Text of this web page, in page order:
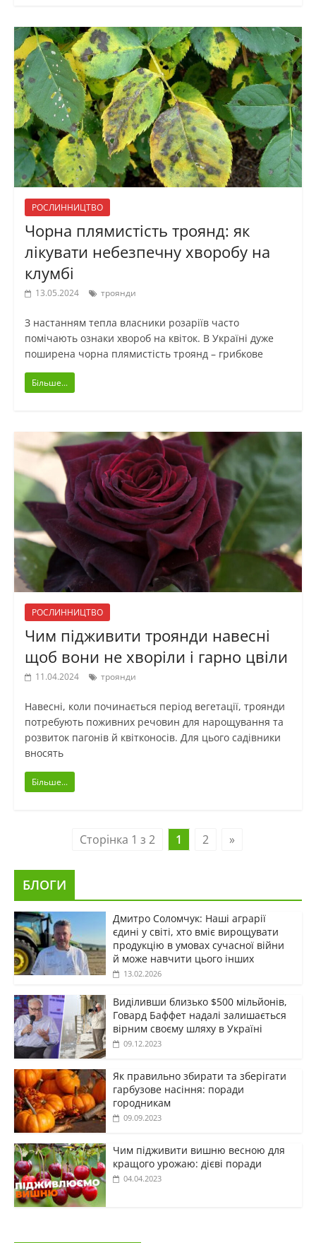
РОСЛИННИЦТВО
Чорна плямистість троянд: як
лікувати небезпечну хворобу на
клумбі
13.05.2024 троянди
З настанням тепла власники розаріїв часто
помічають ознаки хвороб на квіток. В Україні дуже
поширена чорна плямистість троянд – грибкове
Більше...
РОСЛИННИЦТВО
Чим підживити троянди навесні
щоб вони не хворіли і гарно цвіли
11.04.2024 троянди
Навесні, коли починається період вегетації, троянди
потребують поживних речовин для нарощування та
розвиток пагонів й квітконосів. Для цього садівники
вносять
Більше...
Сторінка 1 з 2 1 2 »
БЛОГИ
Дмитро Соломчук: Наші аграрії
єдині у світі, хто вміє вирощувати
продукцію в умовах сучасної війни
й може навчити цього інших
13.02.2026
Виділивши близько $500 мільйонів,
Говард Баффет надалі залишається
вірним своєму шляху в Україні
09.12.2023
Як правильно збирати та зберігати
гарбузове насіння: поради
городникам
09.09.2023
Чим підживити вишню весною для
кращого урожаю: дієві поради
04.04.2023